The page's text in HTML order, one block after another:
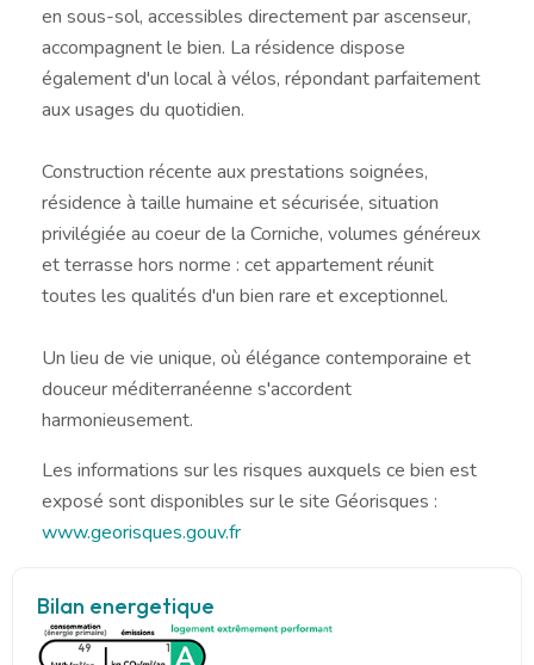
en sous-sol, accessibles directement par ascenseur,
accompagnent le bien. La résidence dispose
également d'un local à vélos, répondant parfaitement
aux usages du quotidien.
Construction récente aux prestations soignées,
résidence à taille humaine et sécurisée, situation
privilégiée au coeur de la Corniche, volumes généreux
et terrasse hors norme : cet appartement réunit
toutes les qualités d'un bien rare et exceptionnel.
Un lieu de vie unique, où élégance contemporaine et
douceur méditerranéenne s'accordent
harmonieusement.
Les informations sur les risques auxquels ce bien est
exposé sont disponibles sur le site Géorisques :
www.georisques.gouv.fr
Bilan energetique
49 1